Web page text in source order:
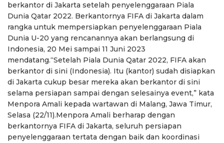
berkantor di Jakarta setelah penyelenggaraan Piala
Dunia Qatar 2022. Berkantornya FIFA di Jakarta dalam
rangka untuk mempersiapkan penyelenggaraan Piala
Dunia U-20 yang rencanannya akan berlangsung di
Indonesia, 20 Mei sampai 11 Juni 2023
mendatang.“Setelah Piala Dunia Qatar 2022, FIFA akan
berkantor di sini (Indonesia). Itu (kantor) sudah disiapkan
di Jakarta cukup besar mereka akan berkantor di sini
selama persiapan sampai dengan selesainya event,” kata
Menpora Amali kepada wartawan di Malang, Jawa Timur,
Selasa (22/11).Menpora Amali berharap dengan
berkantornya FIFA di Jakarta, seluruh persiapan
penyelenggaraan tertata dengan baik dan koordinasi